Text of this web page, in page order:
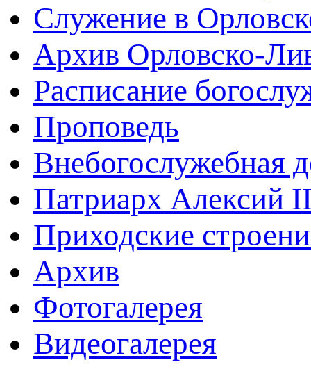
Служение в
Архив Орловско-
Расписание
Проповедь
Внебогослужебная
Патриарх Алексий
Приходские
Архив
Фотогалерея
Видеогалерея